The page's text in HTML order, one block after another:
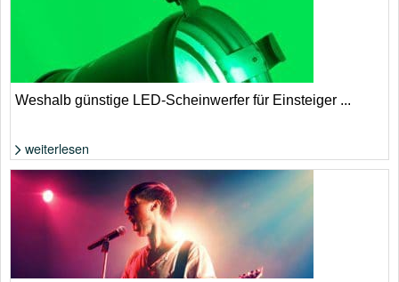
Foto: Jörn Petersen
Weshalb günstige LED-Scheinwerfer für Einsteiger ...
weiterlesen